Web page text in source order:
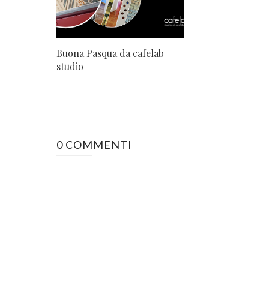
Buona Pasqua da cafelab
studio
0 COMMENTI